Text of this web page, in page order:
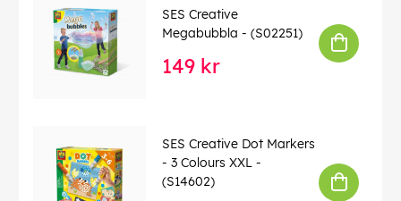
SES Creative
Megabubbla - (S02251)
149 kr
SES Creative Dot Markers
- 3 Colours XXL -
(S14602)